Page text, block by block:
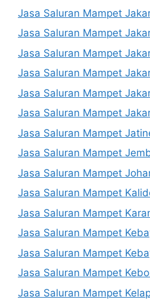
Jasa Saluran Mampet
Jasa Saluran Mampet
Jasa Saluran Mampet
Jasa Saluran Mampet
Jasa Saluran Mampet
Jasa Saluran Mampet
Jasa Saluran Mampet
Jasa Saluran Mampet
Jasa Saluran Mampet
Jasa Saluran Mampet
Jasa Saluran Mampet
Jasa Saluran Mampet
Jasa Saluran Mampet
Jasa Saluran Mampet
Jasa Saluran Mampet